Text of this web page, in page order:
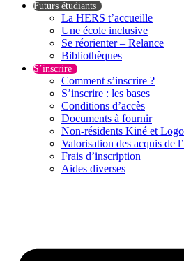
Futurs étudiants
La HERS t’accueille
Une école inclusive
Se réorienter – Relance
Bibliothèques
S’inscrire
Comment s’inscrire ?
S’inscrire : les bases
Conditions d’accès
Documents à fournir
Non-résidents Kiné et
Valorisation des acquis de
Frais d’inscription
Aides diverses